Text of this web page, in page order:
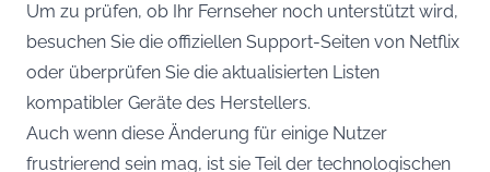
Um zu prüfen, ob Ihr Fernseher noch unterstützt wird,
besuchen Sie die offiziellen Support-Seiten von Netflix
oder überprüfen Sie die aktualisierten Listen
kompatibler Geräte des Herstellers.
Auch wenn diese Änderung für einige Nutzer
frustrierend sein mag, ist sie Teil der technologischen